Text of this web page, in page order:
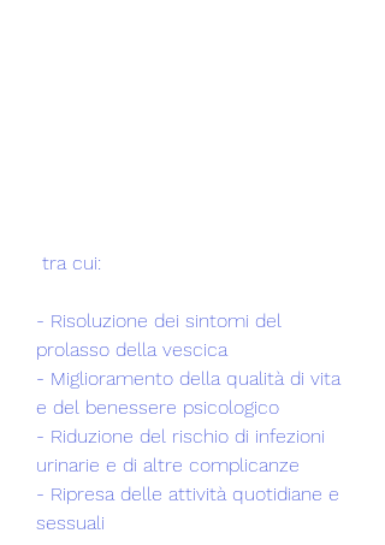
tra cui:
- Risoluzione dei sintomi del
prolasso della vescica
- Miglioramento della qualità di vita
e del benessere psicologico
- Riduzione del rischio di infezioni
urinarie e di altre complicanze
- Ripresa delle attività quotidiane e
sessuali